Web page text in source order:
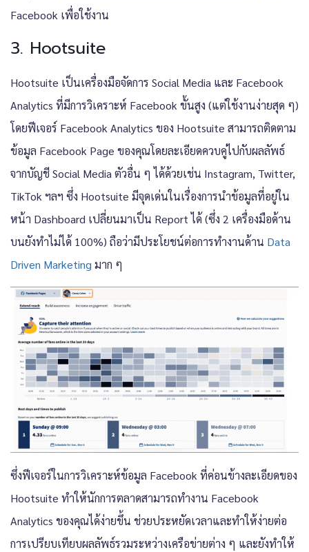
Facebook เพื่อใช้งาน
3. Hootsuite
Hootsuite เป็น​​เครื่องมือจัดการ Social Media และ Facebook
Analytics ที่มีการวิเคราะห์ Facebook ขั้นสูง (แต่ใช้งานง่ายสุด ๆ)
โดยฟีเจอร์ Facebook Analytics ของ Hootsuite สามารถติดตาม
ข้อมูล Facebook Page ของคุณโดยละเอียดควบคู่ไปกับผลลัพธ์
จากบัญชี Social Media ตัวอื่น ๆ ได้ด้วยเช่น Instagram, Twitter,
TikTok ฯลฯ ซึ่ง Hootsuite มีจุดเด่นในเรื่องการนำข้อมูลที่อยู่ใน
หน้า Dashboard เปลี่ยนมาเป็น Report ได้ (ซึ่ง 2 เครื่องมือด้าน
บนยังทำไม่ได้ 100%) ถือว่ามีประโยชน์ต่อการทำงานด้าน Data
Driven Marketing มาก ๆ
ซึ่งฟีเจอร์ในการวิเคราะห์ข้อมูล Facebook ที่ค่อนข้างละเอียดของ
Hootsuite ทำให้นักการตลาดสามารถทำงาน Facebook
Analytics ของคุณได้ง่ายขึ้น ช่วยประหยัดเวลาและทำให้ง่ายต่อ
การเปรียบเทียบผลลัพธ์รวมระหว่างเครือข่ายต่าง ๆ และยังทำให้